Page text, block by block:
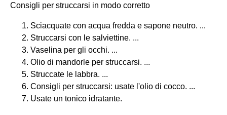
Consigli per struccarsi in modo corretto
Sciacquate con acqua fredda e sapone neutro. ...
Struccarsi con le salviettine. ...
Vaselina per gli occhi. ...
Olio di mandorle per struccarsi. ...
Struccate le labbra. ...
Consigli per struccarsi: usate l'olio di cocco. ...
Usate un tonico idratante.